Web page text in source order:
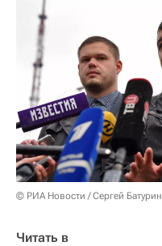
© РИА Новости / Сергей Батурин
Читать в